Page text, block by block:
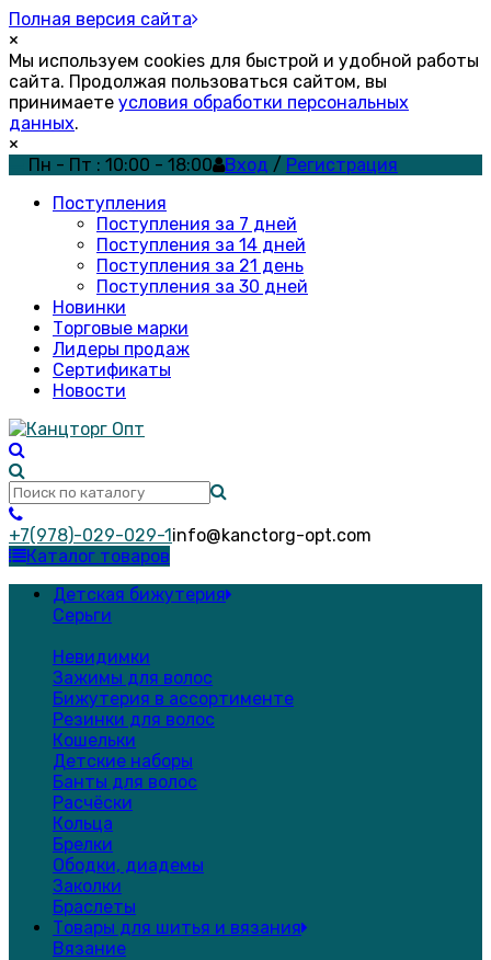
Полная версия сайта
×
Мы используем cookies для быстрой и удобной работы
сайта. Продолжая пользоваться сайтом, вы
принимаете условия обработки персональных
данных.
×
Пн - Пт : 10:00 - 18:00
Вход / Регистрация
Поступления
Поступления за 7 дней
Поступления за 14 дней
Поступления за 21 день
Поступления за 30 дней
Новинки
Торговые марки
Лидеры продаж
Сертификаты
Новости
+7(978)-029-029-1info@kanctorg-opt.com
Каталог товаров
Детская бижутерия
Серьги
Невидимки
Зажимы для волос
Бижутерия в ассортименте
Резинки для волос
Кошельки
Детские наборы
Банты для волос
Расчёски
Кольца
Брелки
Ободки, диадемы
Заколки
Браслеты
Товары для шитья и вязания
Вязание